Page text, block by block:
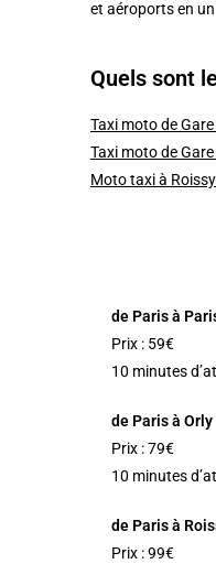
et aéroports en
Quels sont
Taxi moto de
Taxi moto de
Moto taxi à
de Paris à
Prix : 59€
10 minutes
de Paris à Orly
Prix : 79€
10 minutes
de Paris à
Prix : 99€